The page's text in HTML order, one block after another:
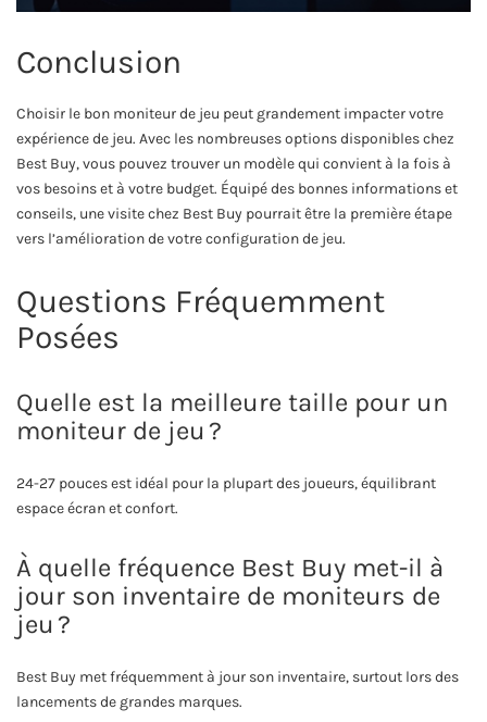
Conclusion
Choisir le bon moniteur de jeu peut grandement impacter votre
expérience de jeu. Avec les nombreuses options disponibles chez
Best Buy, vous pouvez trouver un modèle qui convient à la fois à
vos besoins et à votre budget. Équipé des bonnes informations et
conseils, une visite chez Best Buy pourrait être la première étape
vers l’amélioration de votre configuration de jeu.
Questions Fréquemment
Posées
Quelle est la meilleure taille pour un
moniteur de jeu ?
24-27 pouces est idéal pour la plupart des joueurs, équilibrant
espace écran et confort.
À quelle fréquence Best Buy met-il à
jour son inventaire de moniteurs de
jeu ?
Best Buy met fréquemment à jour son inventaire, surtout lors des
lancements de grandes marques.